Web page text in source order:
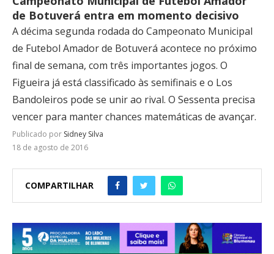
de Botuverá entra em momento decisivo
A décima segunda rodada do Campeonato Municipal
de Futebol Amador de Botuverá acontece no próximo
final de semana, com três importantes jogos. O
Figueira já está classificado às semifinais e o Los
Bandoleiros pode se unir ao rival. O Sessenta precisa
vencer para manter chances matemáticas de avançar.
Publicado por Sidney Silva
18 de agosto de 2016
COMPARTILHAR